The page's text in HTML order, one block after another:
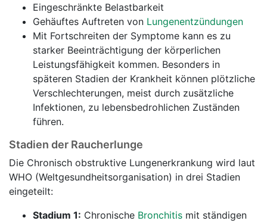
Eingeschränkte Belastbarkeit
Gehäuftes Auftreten von Lungenentzündungen
Mit Fortschreiten der Symptome kann es zu
starker Beeinträchtigung der körperlichen
Leistungsfähigkeit kommen. Besonders in
späteren Stadien der Krankheit können plötzliche
Verschlechterungen, meist durch zusätzliche
Infektionen, zu lebensbedrohlichen Zuständen
führen.
Stadien der Raucherlunge
Die Chronisch obstruktive Lungenerkrankung wird laut
WHO (Weltgesundheitsorganisation) in drei Stadien
eingeteilt:
Stadium 1: Chronische Bronchitis mit ständigen